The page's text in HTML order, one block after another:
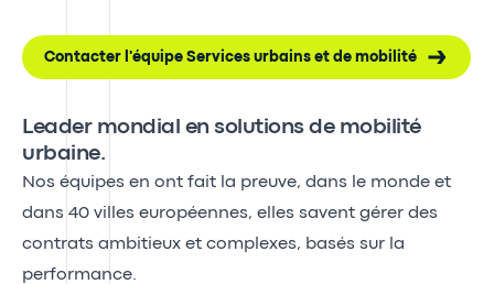
Contacter l'équipe Services urbains et de mobilité
Leader mondial en solutions de mobilité
urbaine.
Nos équipes en ont fait la preuve, dans le monde et
dans 40 villes européennes, elles savent gérer des
contrats ambitieux et complexes, basés sur la
performance.